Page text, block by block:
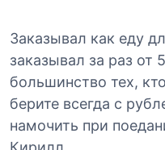
Заказывал как еду
заказывал за раз
большинство тех,
берите всегда с
намочить при